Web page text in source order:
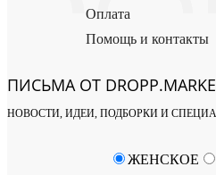
Оплата
Помощь и контакты
ПИСЬМА ОТ
НОВОСТИ, ИДЕИ, ПОДБОРКИ И
ЖЕНСКОЕ